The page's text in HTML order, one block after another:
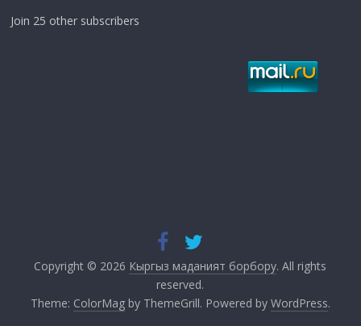
Join 25 other subscribers
Copyright © 2026 Кыргыз маданият борбору. All rights
reserved.
Theme: ColorMagby ThemeGrill. Powered by WordPress.